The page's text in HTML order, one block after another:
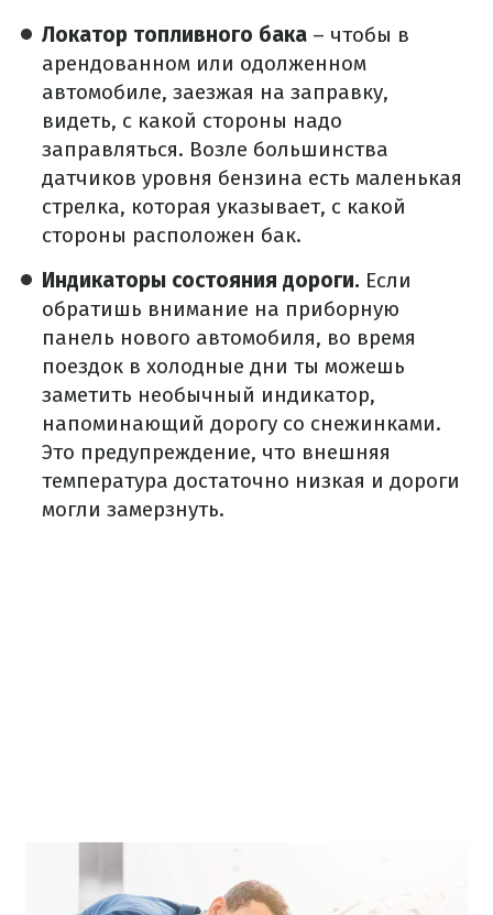
Локатор топливного бака – чтобы в
арендованном или одолженном
автомобиле, заезжая на заправку,
видеть, с какой стороны надо
заправляться. Возле большинства
датчиков уровня бензина есть маленькая
стрелка, которая указывает, с какой
стороны расположен бак.
Индикаторы состояния дороги. Если
обратишь внимание на приборную
панель нового автомобиля, во время
поездок в холодные дни ты можешь
заметить необычный индикатор,
напоминающий дорогу со снежинками.
Это предупреждение, что внешняя
температура достаточно низкая и дороги
могли замерзнуть.